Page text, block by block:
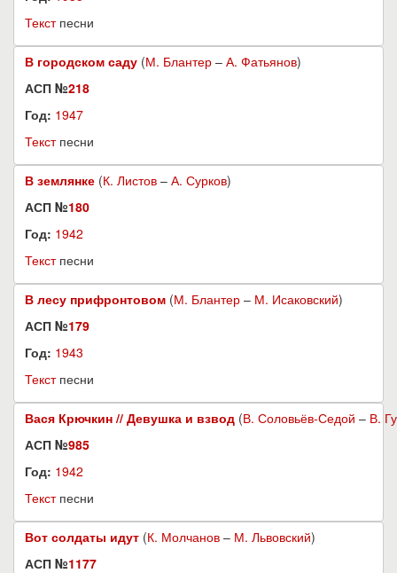
Текстпесни
В городском саду (М. Блантер – А. Фатьянов)
АСП №218
Год: 1947
Текстпесни
В землянке (К. Листов – А. Сурков)
АСП №180
Год: 1942
Текстпесни
В лесу прифронтовом (М. Блантер – М. Исаковский)
АСП №179
Год: 1943
Текстпесни
Вася Крючкин // Девушка и взвод (В. Соловьёв-Седой – В.
АСП №985
Год: 1942
Текстпесни
Вот солдаты идут (К. Молчанов – М. Львовский)
АСП №1177